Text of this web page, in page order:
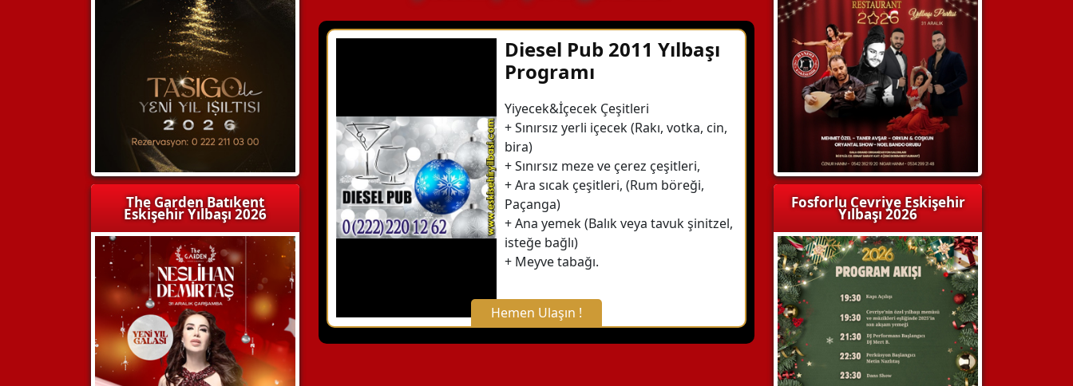
The Garden Batıkent
Eskişehir Yılbaşı 2026
Diesel Pub 2011 Yılbaşı
Programı
Yiyecek&İçecek Çeşitleri
+ Sınırsız yerli içecek (Rakı, votka, cin,
bira)
+ Sınırsız meze ve çerez çeşitleri,
+ Ara sıcak çeşitleri, (Rum böreği,
Paçanga)
+ Ana yemek (Balık veya tavuk şinitzel,
isteğe bağlı)
+ Meyve tabağı.
Hemen Ulaşın !
X Kapat
Fosforlu Cevriye Eskişehir
Yılbaşı 2026